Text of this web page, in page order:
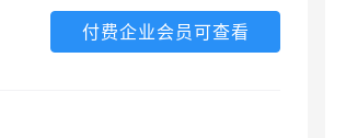
付费企业会员可查看